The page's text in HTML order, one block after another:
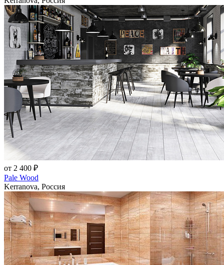
от 2 400 ₽
Pale Wood
Kerranova, Россия